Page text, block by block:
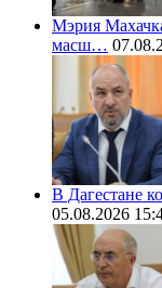
Мэрия
масш…
В Дагестане
05.08.2026